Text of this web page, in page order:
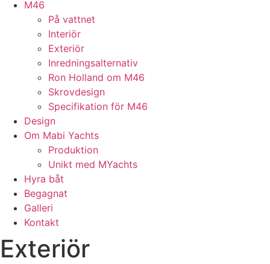
M46
På vattnet
Interiör
Exteriör
Inredningsalternativ
Ron Holland om M46
Skrovdesign
Specifikation för M46
Design
Om Mabi Yachts
Produktion
Unikt med MYachts
Hyra båt
Begagnat
Galleri
Kontakt
Exteriör